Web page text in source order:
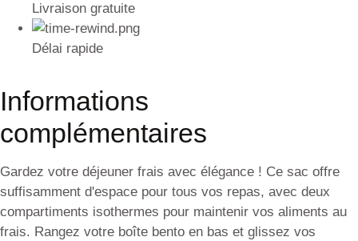
Livraison gratuite
Délai rapide
Informations
complémentaires
Gardez votre déjeuner frais avec élégance ! Ce sac offre
suffisamment d'espace pour tous vos repas, avec deux
compartiments isothermes pour maintenir vos aliments au
frais. Rangez votre boîte bento en bas et glissez vos